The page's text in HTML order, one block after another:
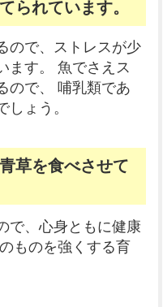
られています。
ので、ストレスが少
ます。 魚でさえス
ので、 哺乳類であ
しょう。
草を食べさせて
で、心身ともに健康
ものを強くする育